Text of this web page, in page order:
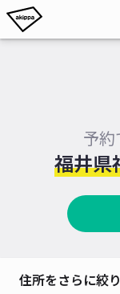
予
福井県
住所をさらに絞